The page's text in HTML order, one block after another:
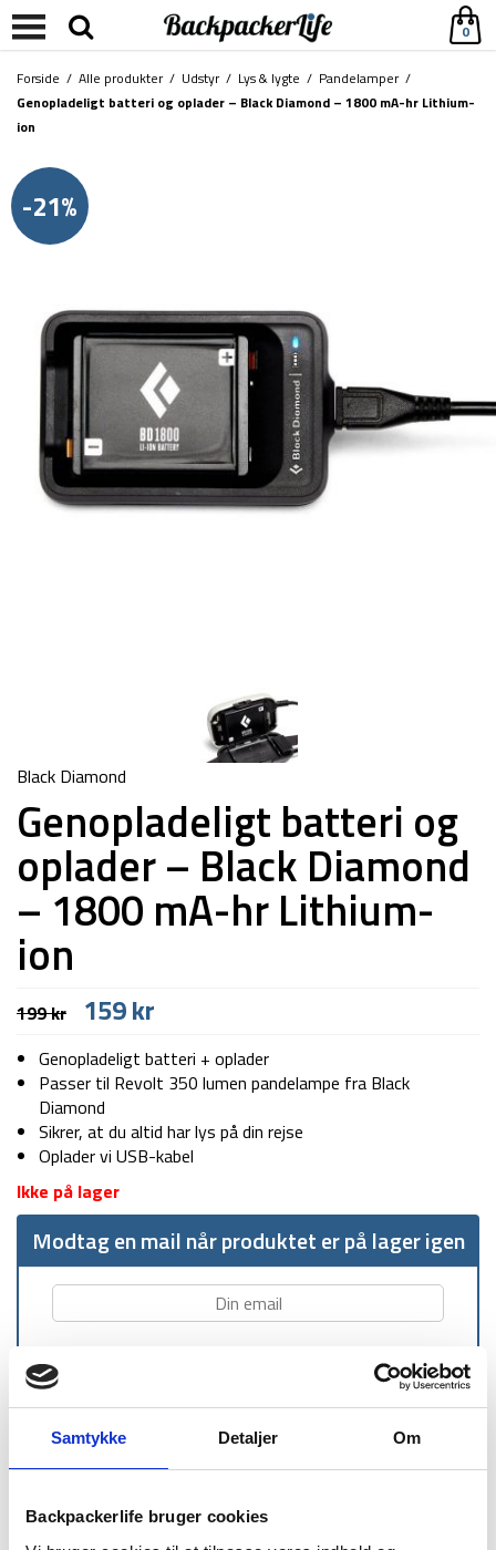
Samtykke Detaljer Om
Backpackerlife bruger cookies
0
Forside / Alle produkter/ Udstyr/ Lys & lygte / Pandelamper/
Genopladeligt batteri og oplader – Black Diamond – 1800 mA-hr Lithium-
ion
-21%
Black Diamond
Genopladeligt batteri og
oplader – Black Diamond
– 1800 mA-hr Lithium-
ion
199kr Den
oprindelige
pris
var:
199 kr.
159kr
pris
er:
Genopladeligt batteri + oplader
Passer til Revolt 350 lumen pandelampe fra Black
Diamond
Sikrer, at du altid har lys på din rejse
Oplader vi USB-kabel
Ikke på lager
Modtag en mail når produktet er på lager igen
1-2 dages
Fri fragt over
100 dages